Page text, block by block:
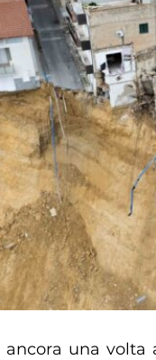
ancora una